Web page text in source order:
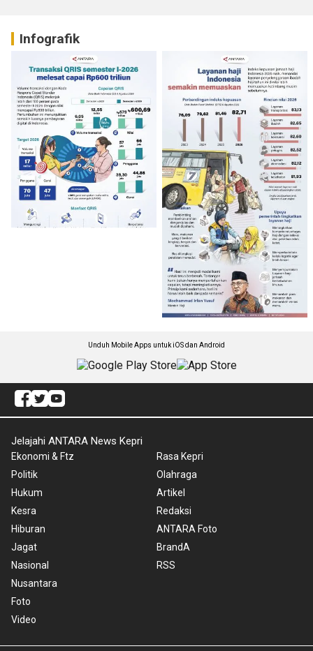
Infografik
Unduh Mobile Apps untuk iOS dan Android
Jelajahi ANTARA News Kepri
Ekonomi & Ftz
Politik
Hukum
Kesra
Hiburan
Jagat
Nasional
Nusantara
Foto
Video
Rasa Kepri
Olahraga
Artikel
Redaksi
ANTARA Foto
BrandA
RSS